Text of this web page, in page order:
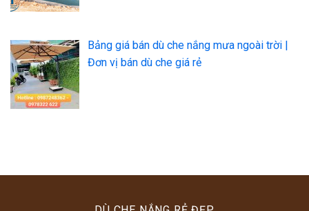
Bảng giá bán dù che nắng mưa ngoài trời |
Đơn vị bán dù che giá rẻ